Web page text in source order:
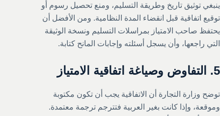
ينبغي توثيق تاريخ وطريقة التسليم، ومنع تحصيل رسوم أو
توقيع اتفاقية قبل انقضاء المدة النظامية. ومن الأفضل أن
يحتفظ صاحب الامتياز بمراسلات التسليم ونسخة الوثيقة
التي راجعها، وأن يسجل أسئلته وإجابات المانح كتابة.
5. التفاوض وصياغة اتفاقية الامتياز
توضح وزارة التجارة أن الاتفاقية يجب أن تكون مكتوبة
وموقعة، وإذا كانت بغير العربية فتترجم ترجمة معتمدة.